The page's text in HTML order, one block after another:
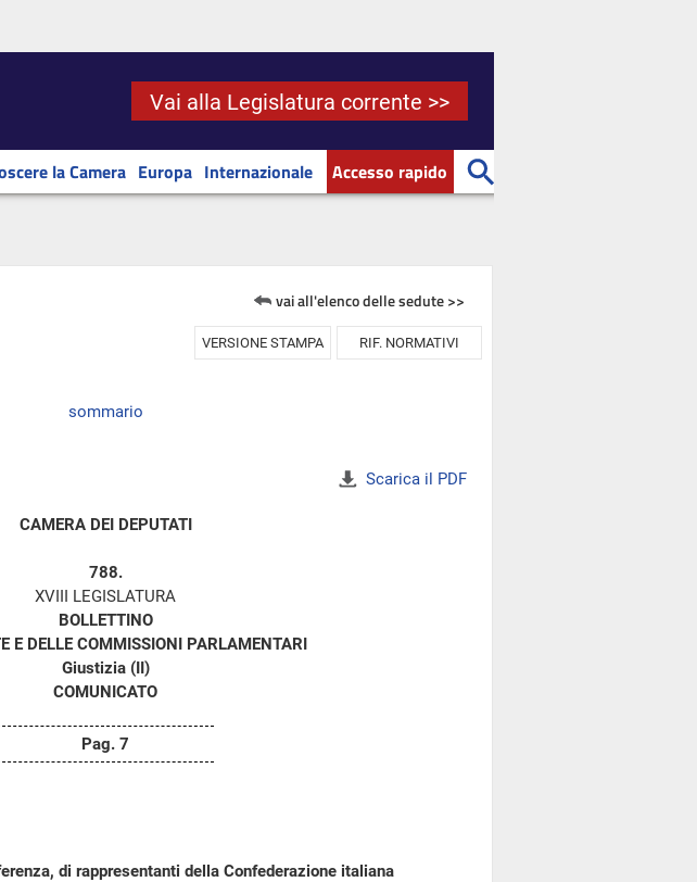
Vai alla Legislatura corrente >>
la Camera Europa Internazionale Accesso rapido
vai all'elenco delle sedute >>
VERSIONE STAMPA RIF. NORMATIVI
sommario
Scarica il PDF
CAMERA DEI DEPUTATI
788.
XVIII LEGISLATURA
BOLLETTINO
E DELLE COMMISSIONI PARLAMENTARI
Giustizia (II)
COMUNICATO
Pag. 7
di rappresentanti della Confederazione italiana